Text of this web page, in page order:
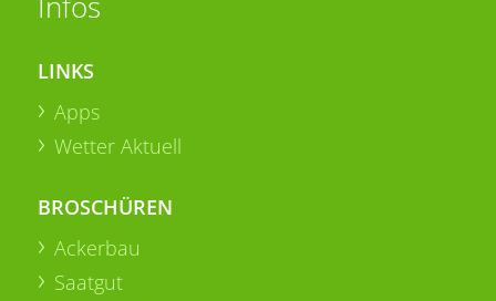
LINKS
Apps
Wetter Aktuell
BROSCHÜREN
Ackerbau
Saatgut